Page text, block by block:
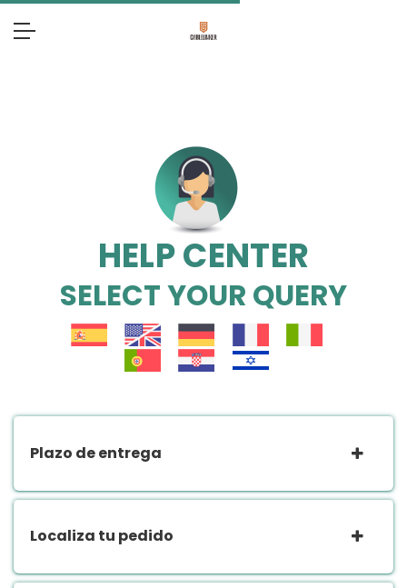
HELP CENTER
SELECT YOUR QUERY
Plazo de entrega
Localiza tu pedido